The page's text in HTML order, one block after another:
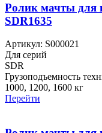
Ролик мачты для
SDR1635
Артикул: S000021
Для серий
SDR
Грузоподъемность
1000, 1200, 1600 кг
Перейти